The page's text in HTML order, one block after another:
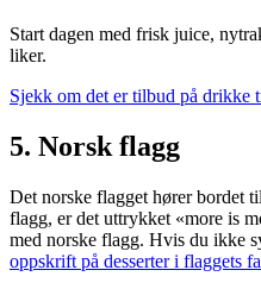
Start dagen med frisk juice,
liker.
Sjekk om det er tilbud på drikke
5. Norsk flagg
Det norske flagget hører bordet
flagg, er det uttrykket «more is
med norske flagg. Hvis du ikke
oppskrift på desserter i flaggets